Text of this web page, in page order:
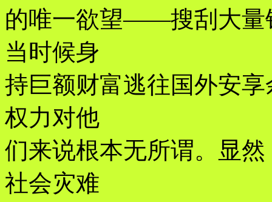
的唯一欲望——搜刮大量
当时候身
持巨额财富逃往国外安
权力对他
们来说根本无所谓。显
社会灾难